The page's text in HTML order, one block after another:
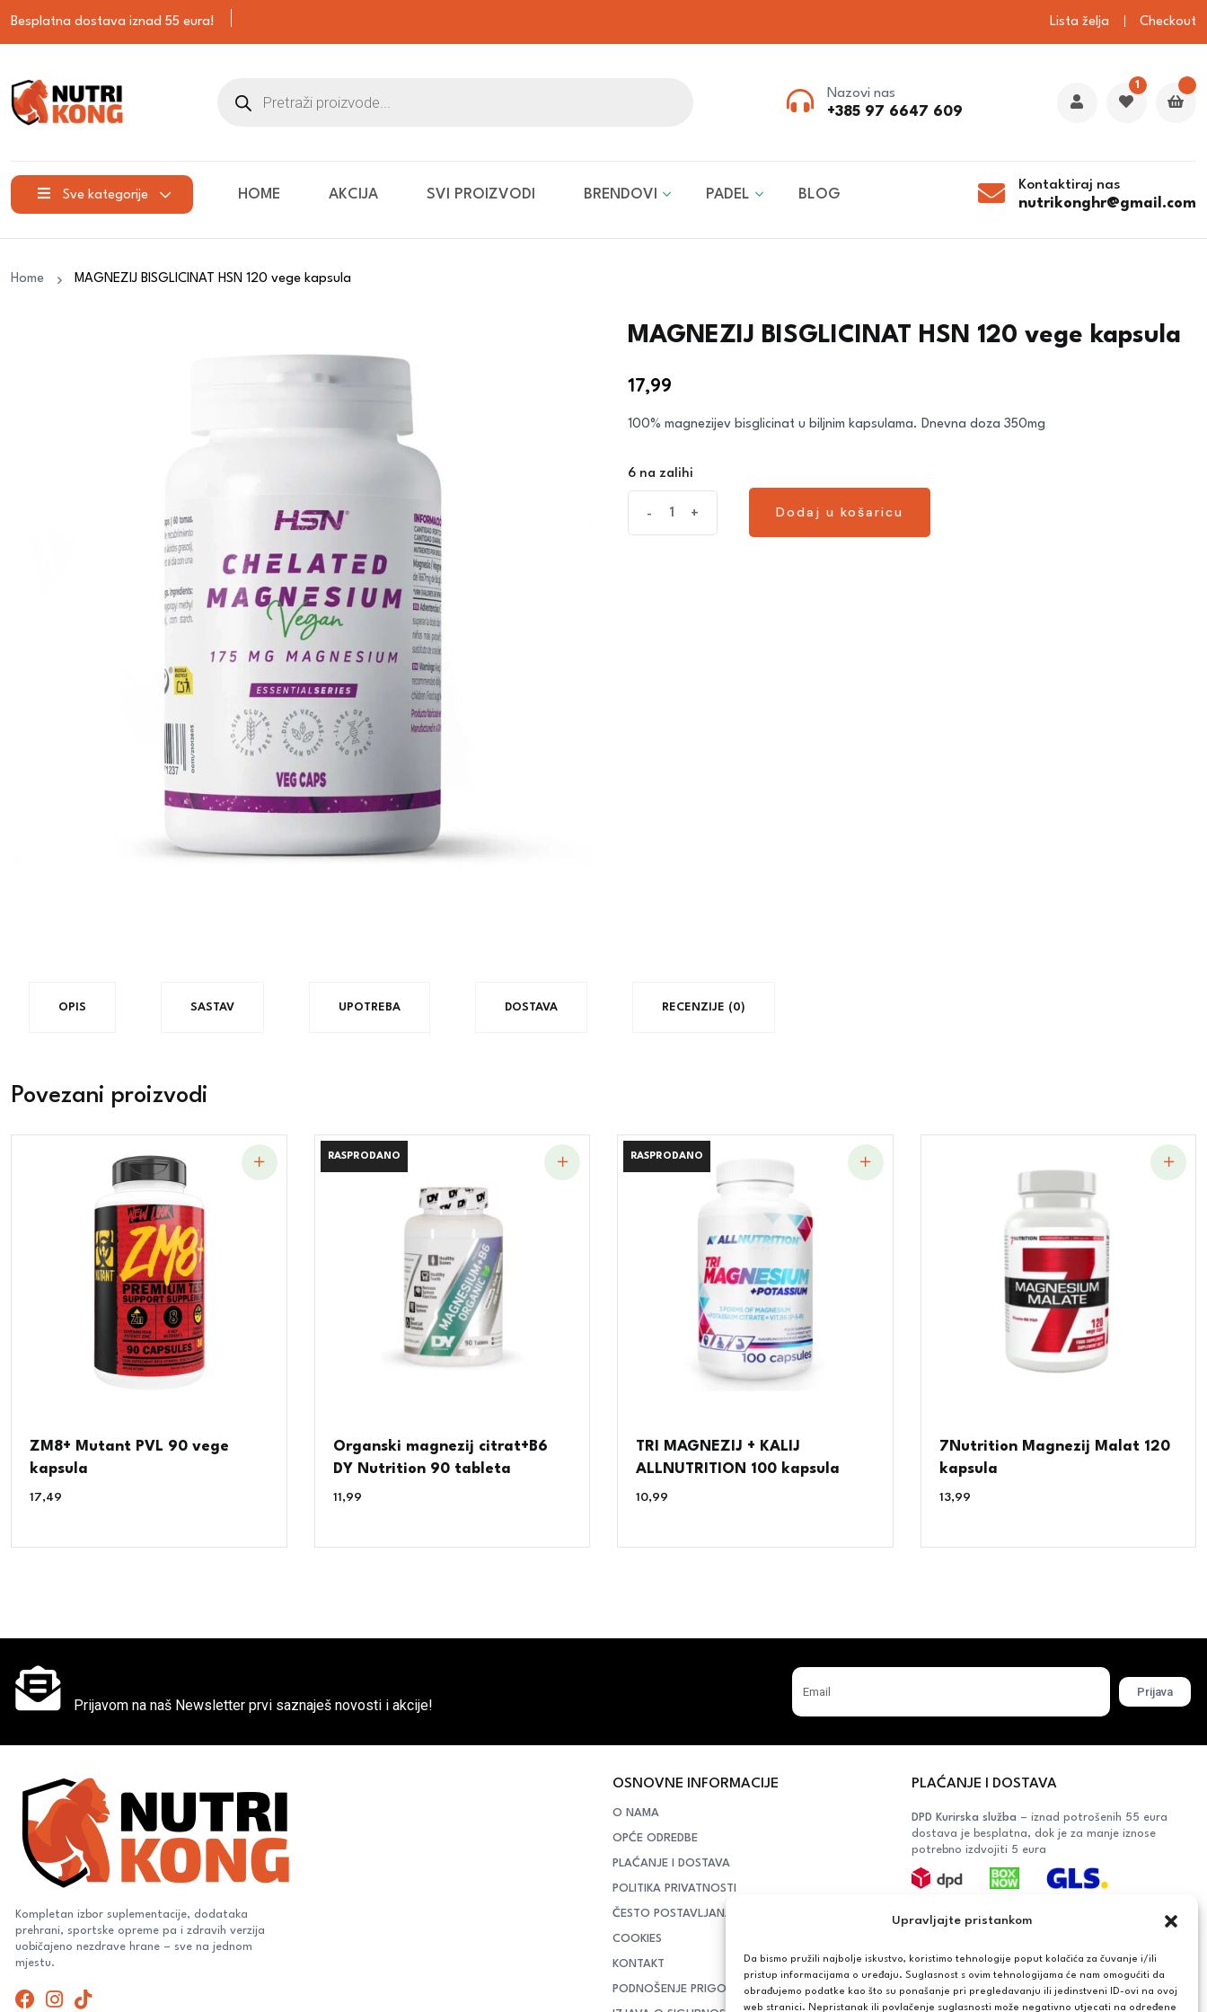
Upravljajte pristankom
Da bismo pružili najbolje iskustvo, koristimo tehnologije poput kolačića za čuvanje i/ili
pristup informacijama o uređaju. Suglasnost s ovim tehnologijama će nam omogućiti da
obrađujemo podatke kao što su ponašanje pri pregledavanju ili jedinstveni ID-ovi na ovoj
web stranici. Nepristanak ili povlačenje suglasnosti može negativno utjecati na određene
Besplatna dostava iznad 55 eura! Lista želja Checkout
Nazovi nas
+385 97 6647 609
1
Sve kategorije HOME AKCIJA SVI PROIZVODI BRENDOVI PADEL BLOG
Kontaktiraj nas
nutrikonghr@gmail.com
Home MAGNEZIJ BISGLICINAT HSN 120 vege kapsula
MAGNEZIJ BISGLICINAT HSN 120 vege kapsula
17,99
100% magnezijev bisglicinat u biljnim kapsulama. Dnevna doza 350mg
6 na zalihi
- +
Dodaj u košaricu
OPIS SASTAV UPOTREBA DOSTAVA RECENZIJE (0)
Povezani proizvodi
ZM8+ Mutant PVL 90 vege
kapsula
17,49
RASPRODANO
RASPRODANO
Organski magnezij citrat+B6
DY Nutrition 90 tableta
11,99
RASPRODANO
RASPRODANO
TRI MAGNEZIJ + KALIJ
ALLNUTRITION 100 kapsula
10,99
7Nutrition Magnezij Malat 120
kapsula
13,99
Prijavom na naš Newsletter prvi saznaješ novosti i akcije!
Prijava
Kompletan izbor suplementacije, dodataka
prehrani, sportske opreme pa i zdravih verzija
uobičajeno nezdrave hrane – sve na jednom
mjestu.
OSNOVNE INFORMACIJE
O NAMA
OPĆE ODREDBE
PLAĆANJE I DOSTAVA
POLITIKA PRIVATNOSTI
ČESTO POSTAVLJANA PITANJA
COOKIES
KONTAKT
PODNOŠENJE PRIGOVORA POTROŠAČA
PLAĆANJE I DOSTAVA
DPD Kurirska služba – iznad potrošenih 55 eura
dostava je besplatna, dok je za manje iznose
potrebno izdvojiti 5 eura
Bankovna transakcija, plaćanje prilikom